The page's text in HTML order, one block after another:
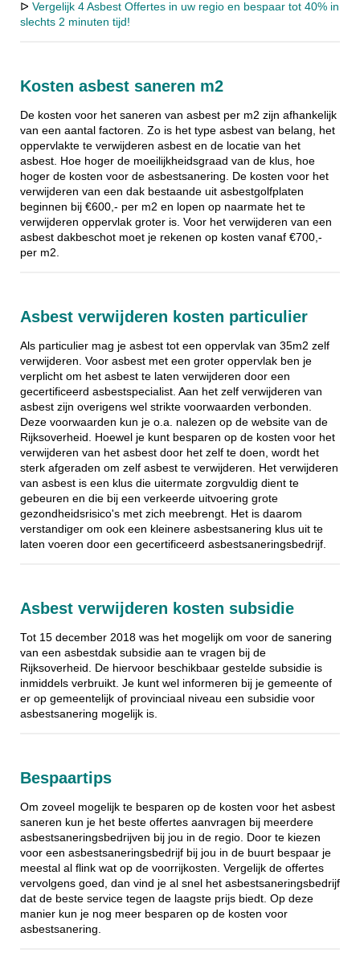
ᐅ Vergelijk 4 Asbest Offertes in uw regio en bespaar tot 40% in
slechts 2 minuten tijd!
Kosten asbest saneren m2
De kosten voor het saneren van asbest per m2 zijn afhankelijk
van een aantal factoren. Zo is het type asbest van belang, het
oppervlakte te verwijderen asbest en de locatie van het
asbest. Hoe hoger de moeilijkheidsgraad van de klus, hoe
hoger de kosten voor de asbestsanering. De kosten voor het
verwijderen van een dak bestaande uit asbestgolfplaten
beginnen bij €600,- per m2 en lopen op naarmate het te
verwijderen oppervlak groter is. Voor het verwijderen van een
asbest dakbeschot moet je rekenen op kosten vanaf €700,-
per m2.
Asbest verwijderen kosten particulier
Als particulier mag je asbest tot een oppervlak van 35m2 zelf
verwijderen. Voor asbest met een groter oppervlak ben je
verplicht om het asbest te laten verwijderen door een
gecertificeerd asbestspecialist. Aan het zelf verwijderen van
asbest zijn overigens wel strikte voorwaarden verbonden.
Deze voorwaarden kun je o.a. nalezen op de website van de
Rijksoverheid. Hoewel je kunt besparen op de kosten voor het
verwijderen van het asbest door het zelf te doen, wordt het
sterk afgeraden om zelf asbest te verwijderen. Het verwijderen
van asbest is een klus die uitermate zorgvuldig dient te
gebeuren en die bij een verkeerde uitvoering grote
gezondheidsrisico's met zich meebrengt. Het is daarom
verstandiger om ook een kleinere asbestsanering klus uit te
laten voeren door een gecertificeerd asbestsaneringsbedrijf.
Asbest verwijderen kosten subsidie
Tot 15 december 2018 was het mogelijk om voor de sanering
van een asbestdak subsidie aan te vragen bij de
Rijksoverheid. De hiervoor beschikbaar gestelde subsidie is
inmiddels verbruikt. Je kunt wel informeren bij je gemeente of
er op gemeentelijk of provinciaal niveau een subsidie voor
asbestsanering mogelijk is.
Bespaartips
Om zoveel mogelijk te besparen op de kosten voor het asbest
saneren kun je het beste offertes aanvragen bij meerdere
asbestsaneringsbedrijven bij jou in de regio. Door te kiezen
voor een asbestsaneringsbedrijf bij jou in de buurt bespaar je
meestal al flink wat op de voorrijkosten. Vergelijk de offertes
vervolgens goed, dan vind je al snel het asbestsaneringsbedrijf
dat de beste service tegen de laagste prijs biedt. Op deze
manier kun je nog meer besparen op de kosten voor
asbestsanering.